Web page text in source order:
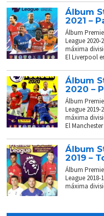
Álbum
2021 –
Álbum
League
máxima
El Liverpool
Álbum
2020 –
Álbum
League
máxima
El
Álbum
2019 –
Álbum
League
máxima